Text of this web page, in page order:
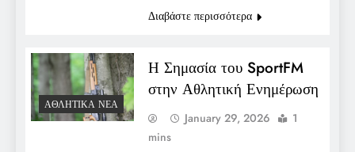
Διαβάστε περισσότερα
ΑΘΛΗΤΙΚΆ ΝΈΑ
Η Σημασία του SportFM
στην Αθλητική Ενημέρωση
January 29, 2026
1
mins